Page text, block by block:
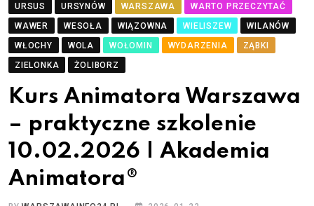
URSUS
URSYNÓW WARSZAWA
WARTO PRZECZYTAĆ
WAWER
WESOŁA WIĄZOWNA WIELISZEW
WILANÓW
WŁOCHY
WOLA WOŁOMIN WYDARZENIA
ZĄBKI
ZIELONKA
ŻOLIBORZ
Kurs Animatora Warszawa
– praktyczne szkolenie
10.02.2026 | Akademia
Animatora®